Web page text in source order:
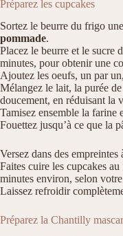
Préparez les cupcakes
Sortez le beurre du frigo
pommade.
Placez le beurre et le sucre
minutes, pour obtenir une
Ajoutez les oeufs, un par
Mélangez le lait, la purée
doucement, en réduisant la
Tamisez ensemble la farine
Fouettez jusqu’à ce que la
Versez dans des
Faites cuire les cupcakes
minutes environ, selon
Laissez refroidir
Préparez la Chantilly